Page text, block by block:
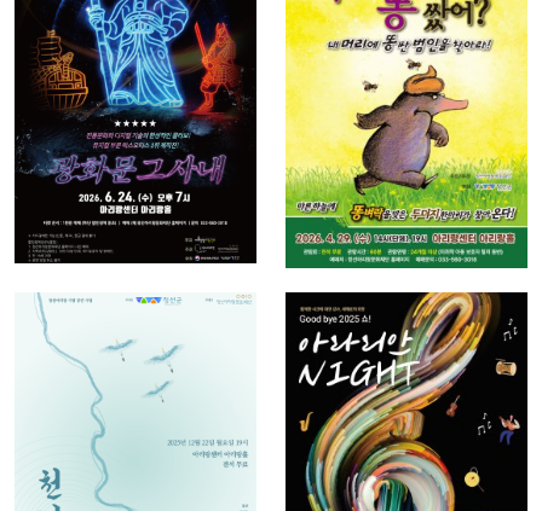
역유통 선정
작 광화문 그
사내
2026-06-24 ~
2026-06-24
공연 시리즈
가족특집 어
린이 연극 누
가 내머리에
똥 쌌어
2026-04-29 ~
2026-04-29
연극
정선아리랑
시범 공연 사
업 천년의 물
2025-12-22 ~
2025-12-22
콘서트
정선군립아리
랑예술단 아
라리안나이트
2025-12-16 ~
2025-12-16